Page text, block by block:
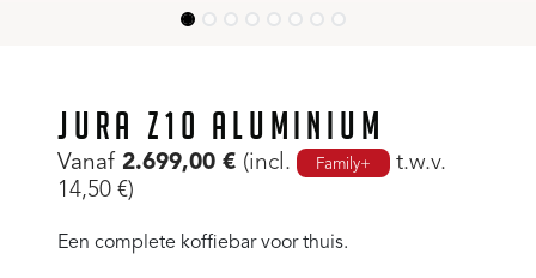
JURA Z10 ALUMINIUM
Vanaf 2.699,00 € (incl. Family+
t.w.v.
14,50 €)
Een complete koffiebar voor thuis.